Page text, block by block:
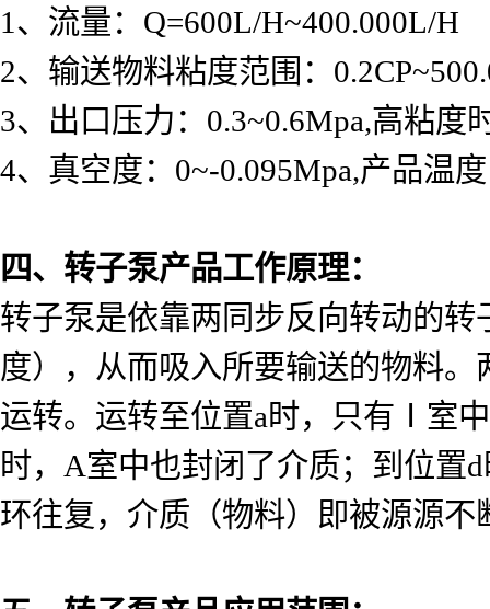
1 、流量： Q=600L/H~400.000L/H
2、输送物料粘度范围：
3、出口压力： 0.3~0.6Mpa,高粘度
4、真空度： 0~-0.095Mpa,产品温
四、转子泵产品工作原理：
转子泵是依靠两同步反向转动的转
度），从而吸入所要输送的物料
运转。运转至位置a时，只有Ⅰ室
时， A室中也封闭了介质；到位置d
环往复，介质（物料）即被源源不